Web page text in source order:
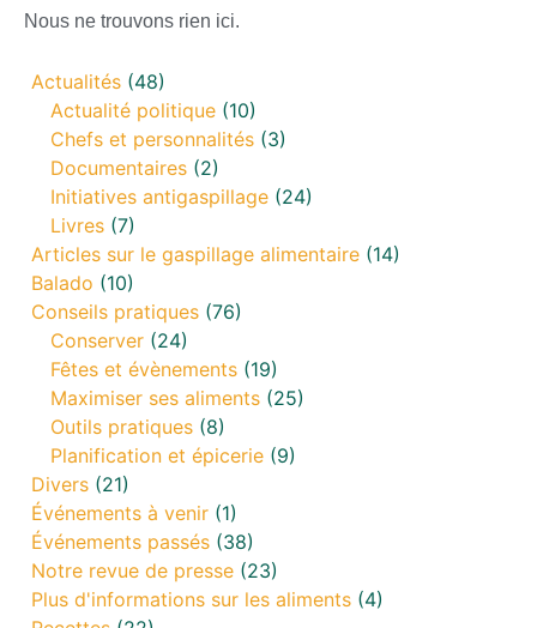
Nous ne trouvons rien ici.
Actualités (48)
Actualité politique (10)
Chefs et personnalités (3)
Documentaires (2)
Initiatives antigaspillage (24)
Livres (7)
Articles sur le gaspillage alimentaire (14)
Balado (10)
Conseils pratiques (76)
Conserver (24)
Fêtes et évènements (19)
Maximiser ses aliments (25)
Outils pratiques (8)
Planification et épicerie (9)
Divers (21)
Événements à venir (1)
Événements passés (38)
Notre revue de presse (23)
Plus d'informations sur les aliments (4)